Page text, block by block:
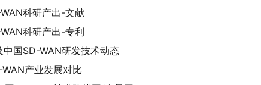
科研产出-文献
科研产出-专利
国SD-WAN研发技术动态
产业发展对比